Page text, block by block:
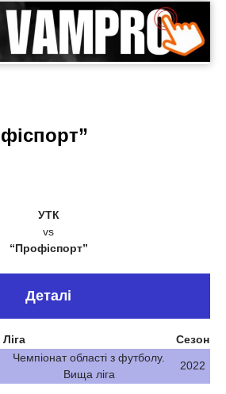
УТК
vs
“Профіспорт”
Деталі
Ліга
Сезон
Чемпіонат області з футболу.
Вища ліга
2022